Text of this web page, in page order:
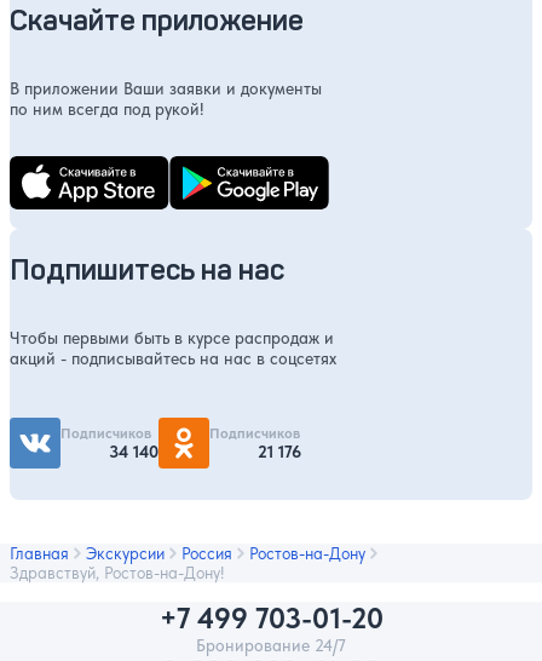
Скачайте приложение
В приложении Ваши заявки и документы
по ним всегда под рукой!
Подпишитесь на нас
Чтобы первыми быть в курсе распродаж и
акций - подписывайтесь на нас в соцсетях
Подписчиков
34 140
Подписчиков
21 176
Главная Экскурсии Россия
Ростов-на-Дону
Здравствуй, Ростов-на-Дону!
+7 499 703-01-20
Бронирование 24/7